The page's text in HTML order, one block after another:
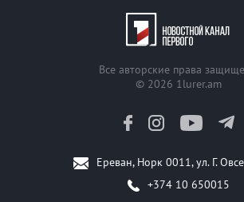
Все авторские права
© 2026 1lurer.am
Ереван, Норк 0011, ул. Г.
+374 10 650015